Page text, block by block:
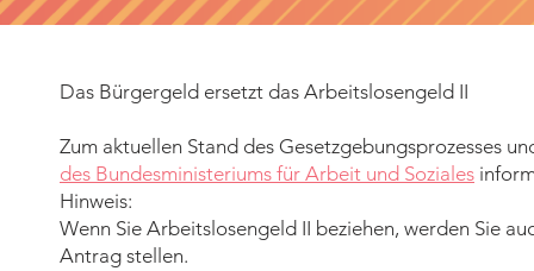
Das Bürgergeld ersetzt das Arbeitslosengeld II
Zum aktuellen Stand des Gesetzgebungsprozesses
des Bundesministeriums für Arbeit und Soziales
Hinweis:
Wenn Sie Arbeitslosengeld II beziehen, werden Sie
Antrag stellen.